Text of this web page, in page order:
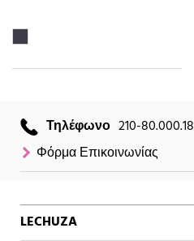
Τηλέφωνο 210-80.000.18
Φόρμα Επικοινωνίας
LECHUZA